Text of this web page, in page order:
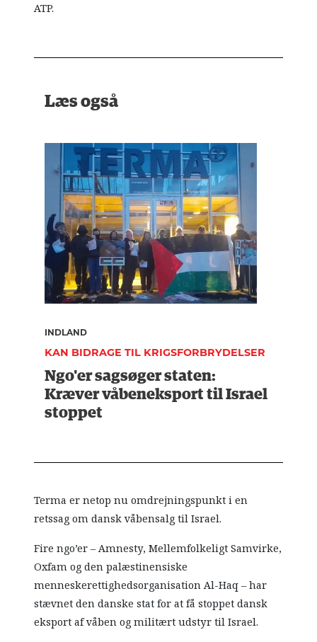
ATP.
Læs også
INDLAND
KAN BIDRAGE TIL KRIGSFORBRYDELSER
Ngo'er sagsøger staten:
Kræver våbeneksport til Israel
stoppet
Terma er netop nu omdrejningspunkt i en
retssag om dansk våbensalg til Israel.
Fire ngo’er – Amnesty, Mellemfolkeligt Samvirke,
Oxfam og den palæstinensiske
menneskerettighedsorganisation Al-Haq – har
stævnet den danske stat for at få stoppet dansk
eksport af våben og militært udstyr til Israel.